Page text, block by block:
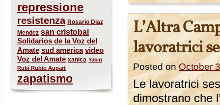
L’Altra
lavoratrici
Posted on October
Le lavoratrici
dimostrano che
repressione
resistenza Rosario Diaz
Mendez san cristobal
Solidarios de la Voz del
Amate sud america video
Voz del Amate xanica Yakiri
Rubí Rubio Aupart
zapatismo